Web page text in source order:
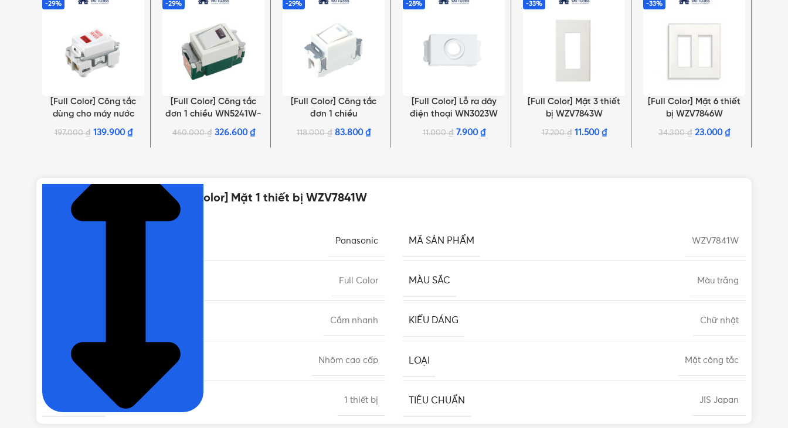
-29%
THÊM VÀO GIỎ HÀNG
[Full Color] Công tắc
dùng cho máy nước
nóng WNG5343W-761
197.000₫ 139.900 ₫
-29%
THÊM VÀO GIỎ HÀNG
[Full Color] Công tắc
đơn 1 chiều WN5241W-
801 có đèn ON
460.000₫ 326.600 ₫
-29%
THÊM VÀO GIỎ HÀNG
[Full Color] Công tắc
đơn 1 chiều
WNG5051W-751 có đèn
OFF
118.000₫ 83.800 ₫
-28%
THÊM VÀO GIỎ HÀNG
[Full Color] Lỗ ra dây
điện thoại WN3023W
11.000₫ 7.900 ₫
-33%
THÊM VÀO GIỎ HÀNG
[Full Color] Mặt 3 thiết
bị WZV7843W
17.200₫ 11.500 ₫
-33%
THÊM VÀO GIỎ HÀNG
[Full Color] Mặt 6 thiết
bị WZV7846W
34.300₫ 23.000 ₫
Thông số kỹ thuật của [Full Color] Mặt 1 thiết bị WZV7841W
Panasonic MÃ SẢN PHẨM WZV7841W
Full Color MÀU SẮC Màu trắng
Cắm nhanh KIỂU DÁNG Chữ nhật
CHẤT LIỆU Nhôm cao cấp LOẠI Mặt công tắc
1 thiết bị TIÊU CHUẨN JIS Japan
NHẤN ĐỂ XEM TIẾP (THU GỌN)